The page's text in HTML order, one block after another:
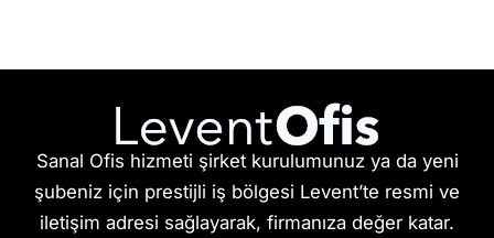
Sanal Ofis hizmeti şirket kurulumunuz ya da yeni
şubeniz için prestijli iş bölgesi Levent’te resmi ve
iletişim adresi sağlayarak, firmanıza değer katar.